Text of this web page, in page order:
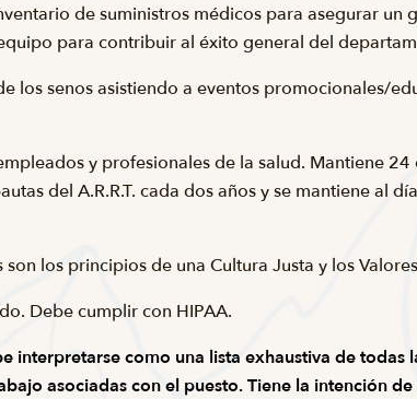
de suministros médicos para asegurar un
para contribuir al éxito general del
los senos asistiendo a eventos promocionales/
y profesionales de la salud. Mantiene
del A.R.R.T. cada dos años y se mantiene al
los principios de una Cultura Justa y los
Debe cumplir con HIPAA.
interpretarse como una lista exhaustiva de todas
asociadas con el puesto. Tiene la intención